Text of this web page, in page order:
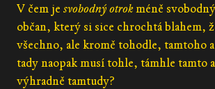
V čem je svobodný otrokméně
občan, který si sice chrochtá blahem,
všechno, ale kromě tohodle, tamtoho
tady naopak musí tohle, támhle tamto
výhradně tamtudy?